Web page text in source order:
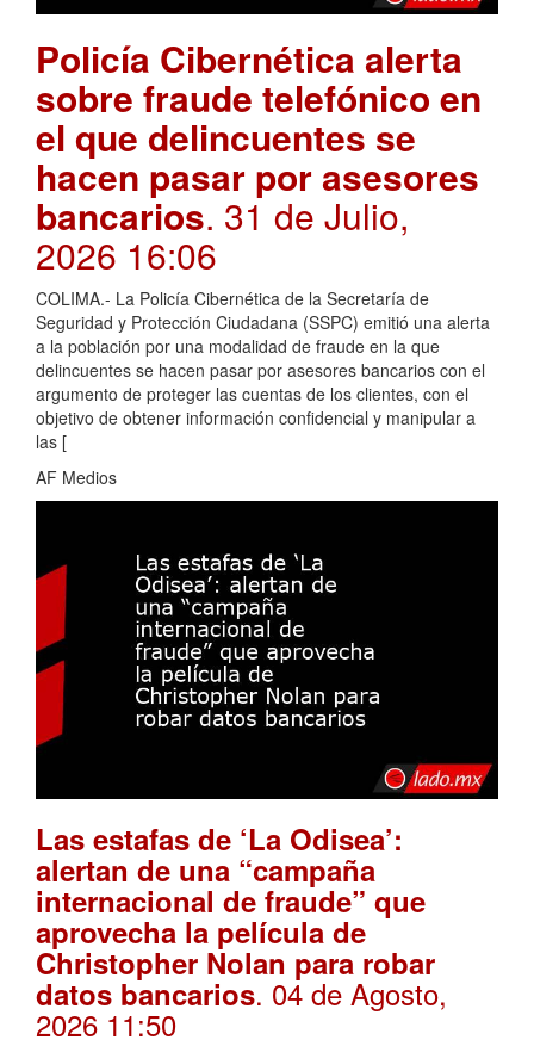
Policía Cibernética alerta
sobre fraude telefónico en
el que delincuentes se
hacen pasar por asesores
bancarios. 31 de Julio,
2026 16:06
COLIMA.- La Policía Cibernética de la Secretaría de
Seguridad y Protección Ciudadana (SSPC) emitió una alerta
a la población por una modalidad de fraude en la que
delincuentes se hacen pasar por asesores bancarios con el
argumento de proteger las cuentas de los clientes, con el
objetivo de obtener información confidencial y manipular a
las [
AF Medios
Las estafas de ‘La Odisea’:
alertan de una “campaña
internacional de fraude” que
aprovecha la película de
Christopher Nolan para robar
datos bancarios. 04 de Agosto,
2026 11:50